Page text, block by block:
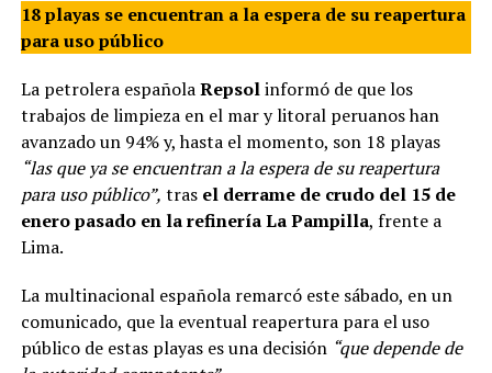
18 playas se encuentran a la espera de su reapertura
para uso público
La petrolera españolaRepsolinformó de que los
trabajos de limpieza en el mar y litoral peruanos han
avanzado un 94% y, hasta el momento, son 18 playas
“las que ya se encuentran a la espera de su reapertura
para uso público”, tras el derrame de crudo del 15 de
enero pasado en la refinería La Pampilla, frente a
Lima.
La multinacional española remarcó este sábado, en un
comunicado, que la eventual reapertura para el uso
público de estas playas es una decisión “que depende de